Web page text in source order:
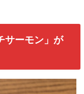
サーモン」が